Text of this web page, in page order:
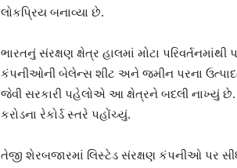
લોકપ્રિય બનાવ્યા છે.
ભારતનું સંરક્ષણ ક્ષેત્ર હાલમાં મોટા
કંપનીઓની બેલેન્સ શીટ અને જમીન પરના
જેવી સરકારી પહેલોએ આ ક્ષેત્રને બદલી નાખ્યું છે.
કરોડના રેકોર્ડ સ્તરે પહોંચ્યું.
તેજી શેરબજારમાં લિસ્ટેડ સંરક્ષણ કંપનીઓ પર